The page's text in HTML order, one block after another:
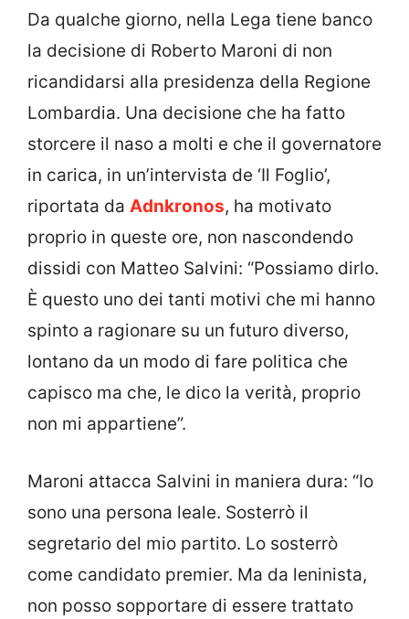
Da qualche giorno, nella Lega tiene banco
la decisione di Roberto Maroni di non
ricandidarsi alla presidenza della Regione
Lombardia. Una decisione che ha fatto
storcere il naso a molti e che il governatore
in carica, in un’intervista de ‘Il Foglio’,
riportata da Adnkronos, ha motivato
proprio in queste ore, non nascondendo
dissidi con Matteo Salvini: “Possiamo dirlo.
È questo uno dei tanti motivi che mi hanno
spinto a ragionare su un futuro diverso,
lontano da un modo di fare politica che
capisco ma che, le dico la verità, proprio
non mi appartiene”.
Maroni attacca Salvini in maniera dura: “Io
sono una persona leale. Sosterrò il
segretario del mio partito. Lo sosterrò
come candidato premier. Ma da leninista,
non posso sopportare di essere trattato